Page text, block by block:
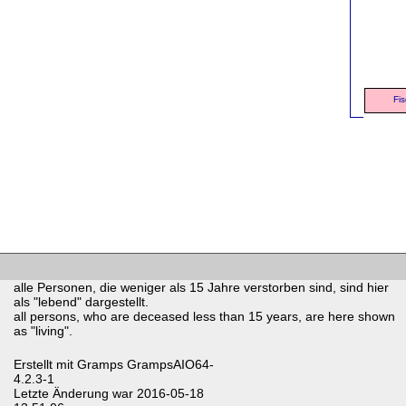
alle Personen, die weniger als 15 Jahre verstorben sind, sind hier
als "lebend" dargestellt.
all persons, who are deceased less than 15 years, are here shown
as "living".
Erstellt mit Gramps GrampsAIO64-
4.2.3-1
Letzte Änderung war 2016-05-18